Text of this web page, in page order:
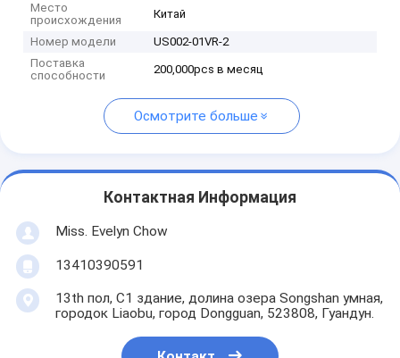
Место
происхождения
Китай
Номер модели
US002-01VR-2
Поставка
способности
200,000pcs в месяц
Осмотрите больше
Контактная Информация
Miss. Evelyn Chow
13410390591
13th пол, C1 здание, долина озера Songshan умная,
городок Liaobu, город Dongguan, 523808, Гуандун.